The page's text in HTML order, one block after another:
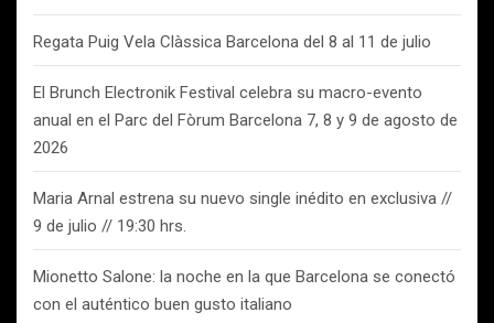
Regata Puig Vela Clàssica Barcelona del 8 al 11 de julio
El Brunch Electronik Festival celebra su macro-evento
anual en el Parc del Fòrum Barcelona 7, 8 y 9 de agosto de
2026
Maria Arnal estrena su nuevo single inédito en exclusiva //
9 de julio // 19:30 hrs.
Mionetto Salone: la noche en la que Barcelona se conectó
con el auténtico buen gusto italiano